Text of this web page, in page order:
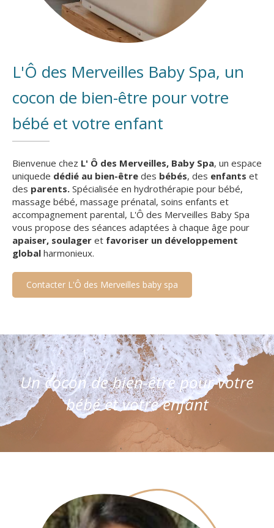
L'Ô des Merveilles Baby Spa, un
cocon de bien-être pour votre
bébé et votre enfant
Bienvenue chez L' Ô des Merveilles, Baby Spa, un espace
uniquede dédié au bien-être des bébés, des enfants et
des parents. Spécialisée en hydrothérapie pour bébé,
massage bébé, massage prénatal, soins enfants et
accompagnement parental, L'Ô des Merveilles Baby Spa
vous propose des séances adaptées à chaque âge pour
apaiser, soulager et favoriser un développement
global harmonieux.
Contacter L'Ô des Merveilles baby spa
Un cocon de bien-être pour votre
bébé et votre enfant